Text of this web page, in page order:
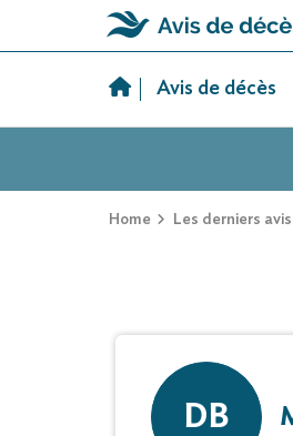
Avis de décès
Home Les derniers
DB